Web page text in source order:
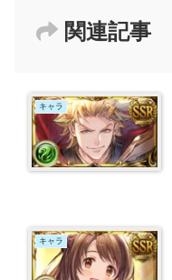
関連記事
キャラ
キャラ